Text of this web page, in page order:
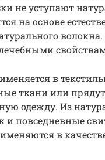
не уступают
на основе
в
ткани или
одежду. Из
и повседневные
в